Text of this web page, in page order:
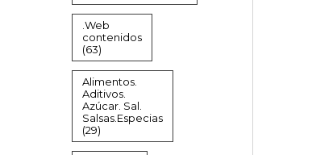
.Web
contenidos
(63)
Alimentos.
Aditivos.
Azúcar. Sal.
Salsas.Especias
(29)